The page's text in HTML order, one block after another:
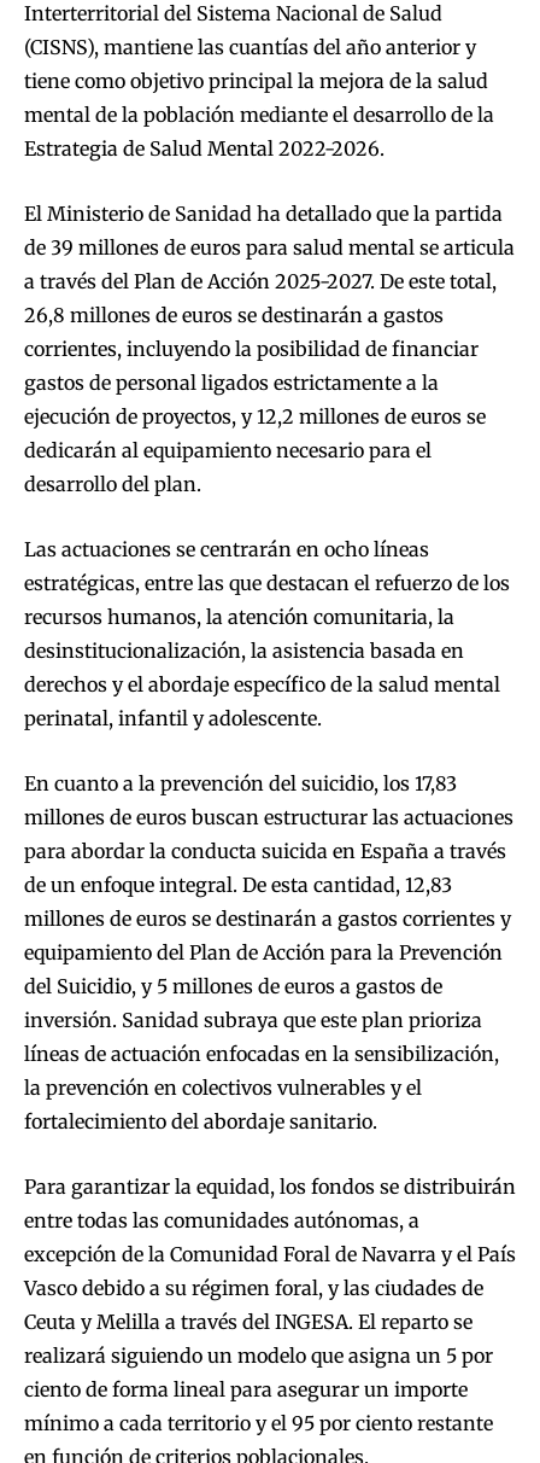
Interterritorial del Sistema Nacional de Salud
(CISNS), mantiene las cuantías del año anterior y
tiene como objetivo principal la mejora de la salud
mental de la población mediante el desarrollo de la
Estrategia de Salud Mental 2022-2026.
El Ministerio de Sanidad ha detallado que la partida
de 39 millones de euros para salud mental se articula
a través del Plan de Acción 2025-2027. De este total,
26,8 millones de euros se destinarán a gastos
corrientes, incluyendo la posibilidad de financiar
gastos de personal ligados estrictamente a la
ejecución de proyectos, y 12,2 millones de euros se
dedicarán al equipamiento necesario para el
desarrollo del plan.
Las actuaciones se centrarán en ocho líneas
estratégicas, entre las que destacan el refuerzo de los
recursos humanos, la atención comunitaria, la
desinstitucionalización, la asistencia basada en
derechos y el abordaje específico de la salud mental
perinatal, infantil y adolescente.
En cuanto a la prevención del suicidio, los 17,83
millones de euros buscan estructurar las actuaciones
para abordar la conducta suicida en España a través
de un enfoque integral. De esta cantidad, 12,83
millones de euros se destinarán a gastos corrientes y
equipamiento del Plan de Acción para la Prevención
del Suicidio, y 5 millones de euros a gastos de
inversión. Sanidad subraya que este plan prioriza
líneas de actuación enfocadas en la sensibilización,
la prevención en colectivos vulnerables y el
fortalecimiento del abordaje sanitario.
Para garantizar la equidad, los fondos se distribuirán
entre todas las comunidades autónomas, a
excepción de la Comunidad Foral de Navarra y el País
Vasco debido a su régimen foral, y las ciudades de
Ceuta y Melilla a través del INGESA. El reparto se
realizará siguiendo un modelo que asigna un 5 por
ciento de forma lineal para asegurar un importe
mínimo a cada territorio y el 95 por ciento restante
en función de criterios poblacionales.